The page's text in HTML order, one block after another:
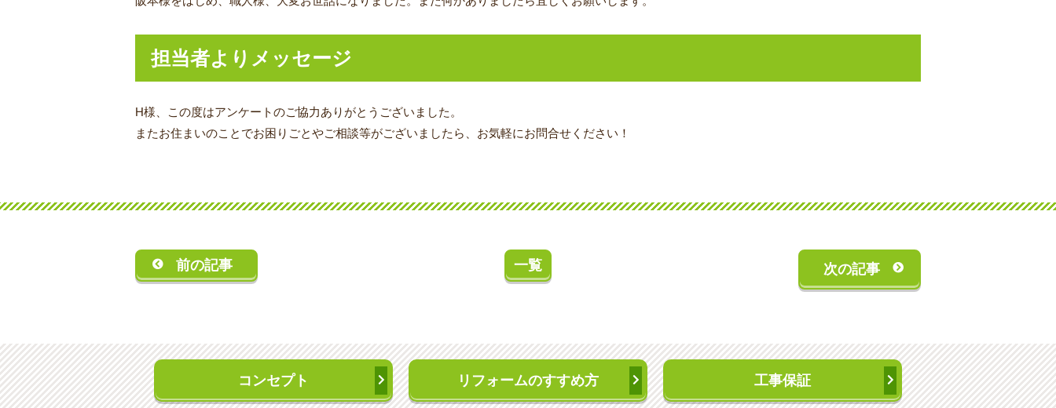
担当者よりメッセージ
H様、この度はアンケートのご協力ありがとうございました。
またお住まいのことでお困りごとやご相談等がございましたら、お気軽にお問合せください！
前の記事 一覧 次の記事
コンセプト リフォームのすすめ方 工事保証